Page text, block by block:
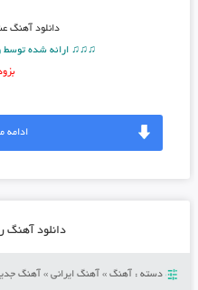
دانلود آهنگ
♫♫♫ ارائه شده توسط
ادامه
دانلود
دسته : آهنگ» آهنگ ایرانی» آهنگ